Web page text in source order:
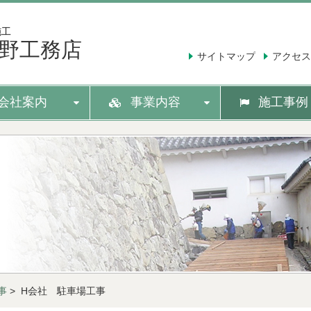
工務店
社案内 事業内容 施工事例
サイトマップ アクセス
> H会社 駐車場工事